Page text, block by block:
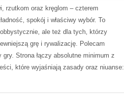
rzutkom oraz kręglom – czterem
spokój i właściwy wybór. To
ale też dla tych, którzy
grę i rywalizację. Polecam
Strona łączy absolutne minimum z
które wyjaśniają zasady oraz niuanse: